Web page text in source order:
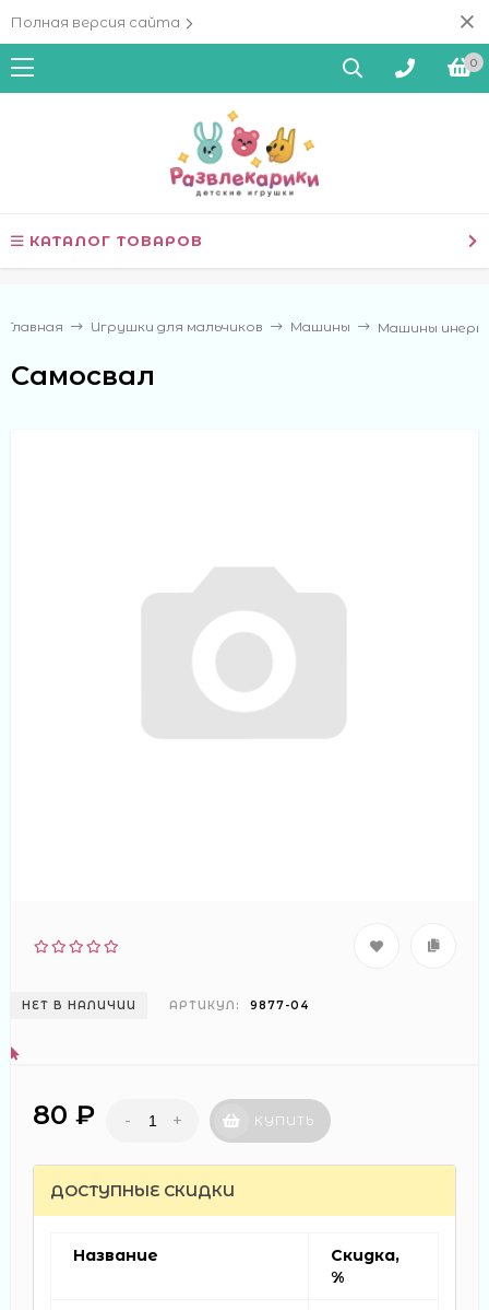
Полная версия сайта
0
КАТАЛОГ ТОВАРОВ
Главная Игрушки для мальчиков Машины Машины
Самосвал
НЕТ В НАЛИЧИИ АРТИКУЛ: 9877-04
80 ₽ - + КУПИТЬ
ДОСТУПНЫЕ СКИДКИ
Название
Скидка,
%